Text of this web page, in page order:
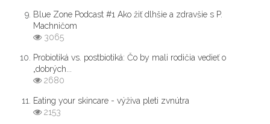
Blue Zone Podcast #1 Ako žiť dlhšie a zdravšie s P.
Machničom
3065
Probiotiká vs. postbiotiká: Čo by mali rodičia vedieť o
„dobrých...
2680
Eating your skincare - výživa pleti zvnútra
2153